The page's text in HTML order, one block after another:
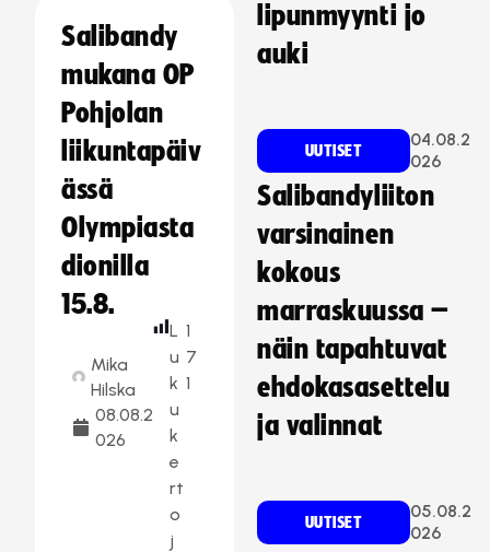
Salibandy
mukana OP
Pohjolan
liikuntapäiv
ässä
Olympiasta
dionilla
15.8.
Mika
Hilska
08.08.2
026
L
u
k
u
k
e
rt
o
j
1
7
1
lipunmyynti jo
auki
UUTISET
04.08.2
026
Salibandyliiton
varsinainen
kokous
marraskuussa –
näin tapahtuvat
ehdokasasettelu
ja valinnat
UUTISET
05.08.2
026